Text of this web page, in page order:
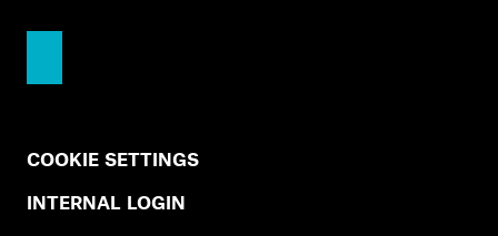
COOKIE SETTINGS
INTERNAL LOGIN